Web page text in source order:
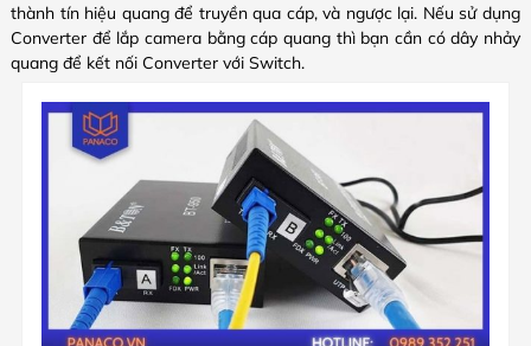
thành tín hiệu quang để truyền qua cáp, và ngược lại. Nếu sử dụng
Converter để lắp camera bằng cáp quang thì bạn cần có dây nhảy
quang để kết nối Converter với Switch.